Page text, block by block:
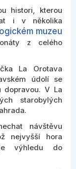
histori, kterou
i v několika
muzeu
z celého
La Orotava
údolí se
dopravou. V La
starobylých
návštěvu
nejvyšší hora
výhledu do